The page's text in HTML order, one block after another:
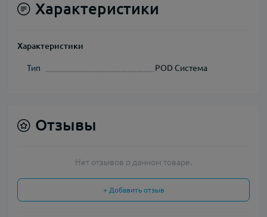
Характеристики
Характеристики
Тип POD Система
Отзывы
Нет отзывов о данном товаре.
+ Добавить отзыв